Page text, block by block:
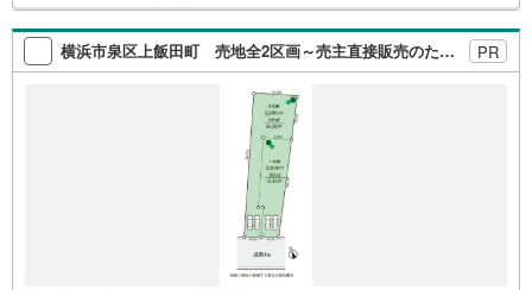
明確にしていきませんか？？ --------------
検
索
条
横浜市泉区上飯田町 売地全2区画～売主直接販売のため、購入初期費用を抑えられます～ PR